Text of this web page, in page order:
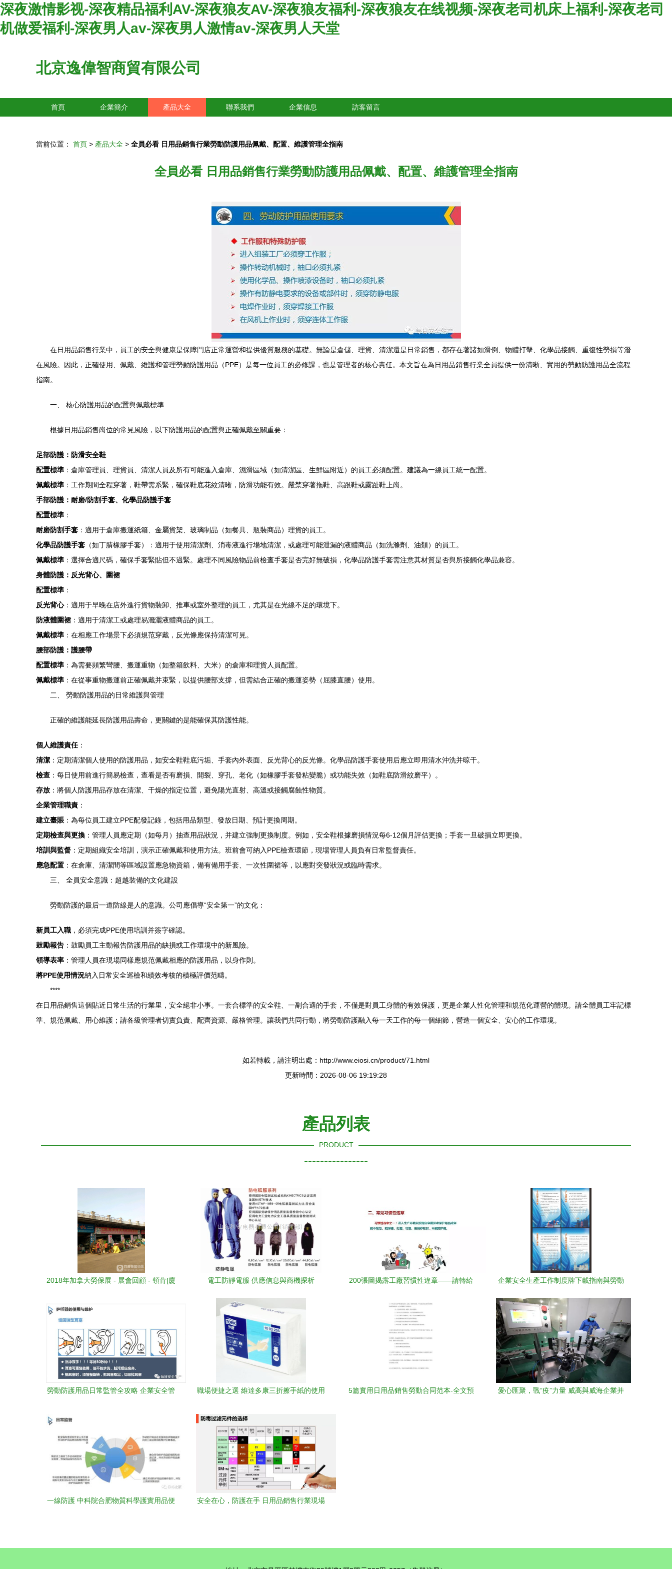
深夜激情影视-深夜精品福利AV-深夜狼友AV-深夜狼友福利-深夜狼友在线视频-深夜老司机床上福利-深夜老司
机做爱福利-深夜男人av-深夜男人激情av-深夜男人天堂
北京逸偉智商貿有限公司
首頁 企業簡介 產品大全 聯系我們 企業信息 訪客留言
當前位置： 首頁 > 產品大全 > 全員必看 日用品銷售行業勞動防護用品佩戴、配置、維護管理全指南
全員必看 日用品銷售行業勞動防護用品佩戴、配置、維護管理全指南
在日用品銷售行業中，員工的安全與健康是保障門店正常運營和提供優質服務的基礎。無論是倉儲、理貨、清潔還是日常銷售，都存在著諸如滑倒、物體打擊、化學品接觸、重復性勞損等潛
在風險。因此，正確使用、佩戴、維護和管理勞動防護用品（PPE）是每一位員工的必修課，也是管理者的核心責任。本文旨在為日用品銷售行業全員提供一份清晰、實用的勞動防護用品全流程
指南。
一、 核心防護用品的配置與佩戴標準
根據日用品銷售崗位的常見風險，以下防護用品的配置與正確佩戴至關重要：
足部防護：防滑安全鞋
配置標準 ：倉庫管理員、理貨員、清潔人員及所有可能進入倉庫、濕滑區域（如清潔區、生鮮區附近）的員工必須配置。建議為一線員工統一配置。
佩戴標準 ：工作期間全程穿著，鞋帶需系緊，確保鞋底花紋清晰，防滑功能有效。嚴禁穿著拖鞋、高跟鞋或露趾鞋上崗。
手部防護：耐磨/防割手套、化學品防護手套
配置標準 ：
耐磨防割手套 ：適用于倉庫搬運紙箱、金屬貨架、玻璃制品（如餐具、瓶裝商品）理貨的員工。
化學品防護手套 （如丁腈橡膠手套）：適用于使用清潔劑、消毒液進行場地清潔，或處理可能泄漏的液體商品（如洗滌劑、油類）的員工。
佩戴標準 ：選擇合適尺碼，確保手套緊貼但不過緊。處理不同風險物品前檢查手套是否完好無破損，化學品防護手套需注意其材質是否與所接觸化學品兼容。
身體防護：反光背心、圍裙
配置標準 ：
反光背心：適用于早晚在店外進行貨物裝卸、推車或室外整理的員工，尤其是在光線不足的環境下。
防液體圍裙 ：適用于清潔工或處理易濺灑液體商品的員工。
佩戴標準 ：在相應工作場景下必須規范穿戴，反光條應保持清潔可見。
腰部防護：護腰帶
配置標準 ：為需要頻繁彎腰、搬運重物（如整箱飲料、大米）的倉庫和理貨人員配置。
佩戴標準 ：在從事重物搬運前正確佩戴并束緊，以提供腰部支撐，但需結合正確的搬運姿勢（屈膝直腰）使用。
二、 勞動防護用品的日常維護與管理
正確的維護能延長防護用品壽命，更關鍵的是能確保其防護性能。
個人維護責任：
清潔 ：定期清潔個人使用的防護用品，如安全鞋鞋底污垢、手套內外表面、反光背心的反光條。化學品防護手套使用后應立即用清水沖洗并晾干。
檢查 ：每日使用前進行簡易檢查，查看是否有磨損、開裂、穿孔、老化（如橡膠手套發粘變脆）或功能失效（如鞋底防滑紋磨平）。
存放 ：將個人防護用品存放在清潔、干燥的指定位置，避免陽光直射、高溫或接觸腐蝕性物質。
企業管理職責 ：
建立臺賬 ：為每位員工建立PPE配發記錄，包括用品類型、發放日期、預計更換周期。
定期檢查與更換 ：管理人員應定期（如每月）抽查用品狀況，并建立強制更換制度。例如，安全鞋根據磨損情況每6-12個月評估更換；手套一旦破損立即更換。
培訓與監督 ：定期組織安全培訓，演示正確佩戴和使用方法。班前會可納入PPE檢查環節，現場管理人員負有日常監督責任。
應急配置 ：在倉庫、清潔間等區域設置應急物資箱，備有備用手套、一次性圍裙等，以應對突發狀況或臨時需求。
三、 全員安全意識：超越裝備的文化建設
勞動防護的最后一道防線是人的意識。公司應倡導“安全第一”的文化：
新員工入職 ，必須完成PPE使用培訓并簽字確認。
鼓勵報告 ：鼓勵員工主動報告防護用品的缺損或工作環境中的新風險。
領導表率 ：管理人員在現場同樣應規范佩戴相應的防護用品，以身作則。
將PPE使用情況納入日常安全巡檢和績效考核的積極評價范疇。
****
在日用品銷售這個貼近日常生活的行業里，安全絕非小事。一套合標準的安全鞋、一副合適的手套，不僅是對員工身體的有效保護，更是企業人性化管理和規范化運營的體現。請全體員工牢記標
準、規范佩戴、用心維護；請各級管理者切實負責、配齊資源、嚴格管理。讓我們共同行動，將勞動防護融入每一天工作的每一個細節，營造一個安全、安心的工作環境。
如若轉載，請注明出處：http://www.eiosi.cn/product/71.html
更新時間：2026-08-06 19:19:28
產品列表
PRODUCT
----------------
2018年加拿大勞保展 - 展會回顧 - 領肯[廈
電工防靜電服 供應信息與商機探析
200張圖揭露工廠習慣性違章——請轉給
企業安全生產工作制度牌下載指南與勞動
勞動防護用品日常監管全攻略 企業安全管
職場便捷之選 維達多康三折擦手紙的使用
5篇實用日用品銷售勞動合同范本-全文預
愛心匯聚，戰“疫”力量 威高與威海企業并
一線防護 中科院合肥物質科學護實用品便
安全在心，防護在手 日用品銷售行業現場